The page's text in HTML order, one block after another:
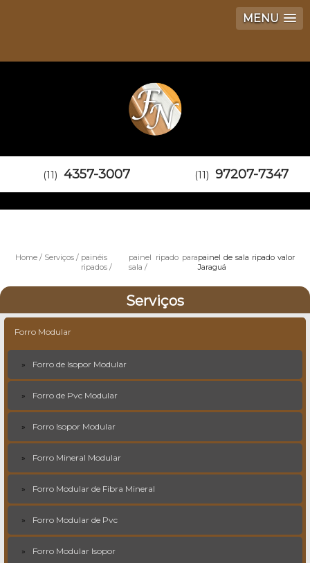
MENU
(11) 4357-3007 (11) 97207-7347
Home Serviços
painéis
ripados
painel ripado para
sala
painel de sala ripado valor
Jaraguá
Serviços
Forro Modular
Forro de Isopor Modular
Forro de Pvc Modular
Forro Isopor Modular
Forro Mineral Modular
Forro Modular de Fibra Mineral
Forro Modular de Pvc
Forro Modular Isopor